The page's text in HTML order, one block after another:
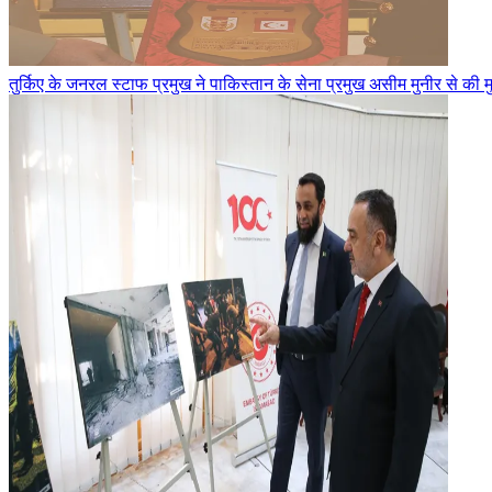
तुर्किए के जनरल स्टाफ प्रमुख ने पाकिस्तान के सेना प्रमुख असीम मुनीर से की